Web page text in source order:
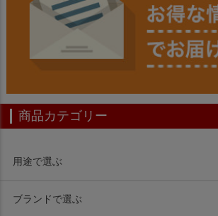
商品カテゴリー
用途で選ぶ
ブランドで選ぶ